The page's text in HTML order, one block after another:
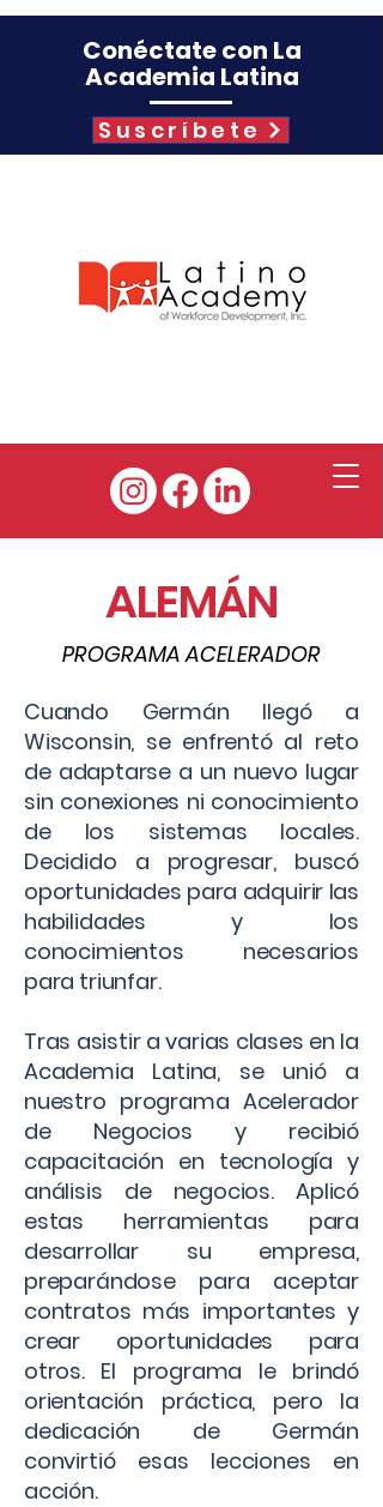
Conéctate con La
Academia Latina
Suscríbete
ALEMÁN
PROGRAMA ACELERADOR
Cuando Germán llegó a
Wisconsin, se enfrentó al reto
de adaptarse a un nuevo lugar
sin conexiones ni conocimiento
de los sistemas locales.
Decidido a progresar, buscó
oportunidades para adquirir las
habilidades y los
conocimientos necesarios
para triunfar.
Tras asistir a varias clases en la
Academia Latina, se unió a
nuestro programa Acelerador
de Negocios y recibió
capacitación en tecnología y
análisis de negocios. Aplicó
estas herramientas para
desarrollar su empresa,
preparándose para aceptar
contratos más importantes y
crear oportunidades para
otros. El programa le brindó
orientación práctica, pero la
dedicación de Germán
convirtió esas lecciones en
acción.